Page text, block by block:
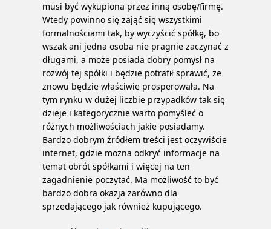
musi być wykupiona przez inną osobę/firmę.
Wtedy powinno się zająć się wszystkimi
formalnościami tak, by wyczyścić spółkę, bo
wszak ani jedna osoba nie pragnie zaczynać z
długami, a może posiada dobry pomysł na
rozwój tej spółki i będzie potrafił sprawić, że
znowu będzie właściwie prosperowała. Na
tym rynku w dużej liczbie przypadków tak się
dzieje i kategorycznie warto pomyśleć o
różnych możliwościach jakie posiadamy.
Bardzo dobrym źródłem treści jest oczywiście
internet, gdzie można odkryć informacje na
temat obrót spółkami i więcej na ten
zagadnienie poczytać. Ma możliwość to być
bardzo dobra okazja zarówno dla
sprzedającego jak również kupującego.